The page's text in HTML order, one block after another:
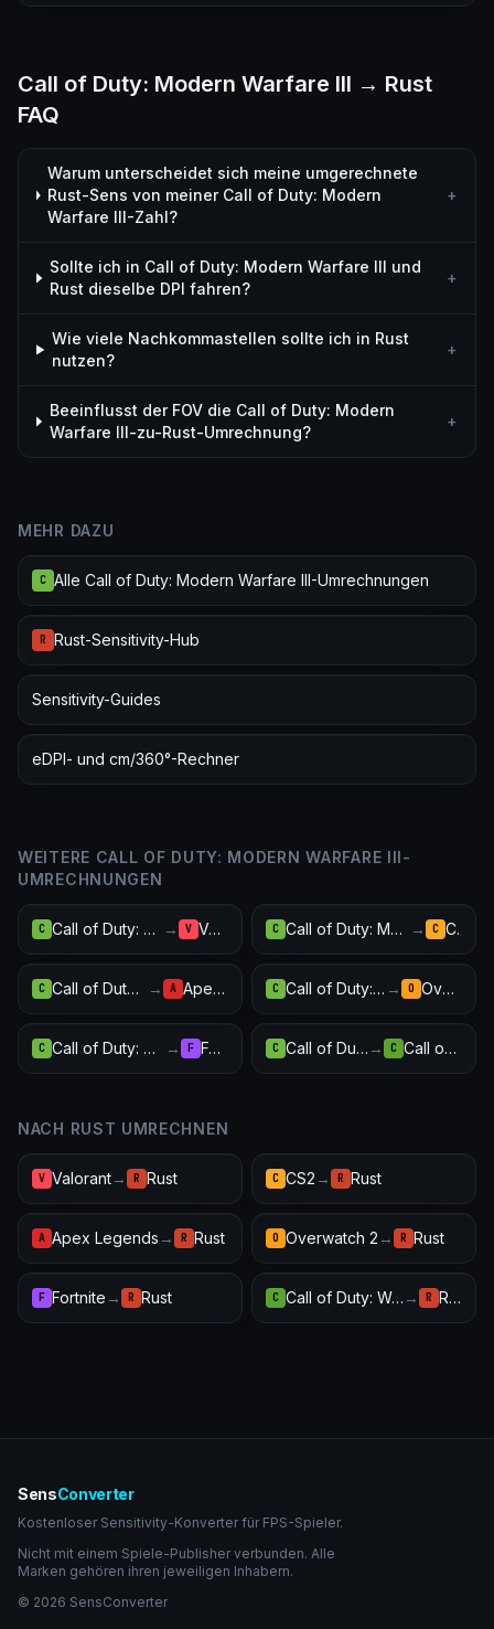
Call of Duty: Modern Warfare III → Rust
FAQ
Warum unterscheidet sich meine umgerechnete
Rust-Sens von meiner Call of Duty: Modern
Warfare III-Zahl?
+
Sollte ich in Call of Duty: Modern Warfare III und
Rust dieselbe DPI fahren?
+
Wie viele Nachkommastellen sollte ich in Rust
nutzen?
+
Beeinflusst der FOV die Call of Duty: Modern
Warfare III-zu-Rust-Umrechnung?
+
MEHR DAZU
C Alle Call of Duty: Modern Warfare III-Umrechnungen
R Rust-Sensitivity-Hub
Sensitivity-Guides
eDPI- und cm/360°-Rechner
WEITERE CALL OF DUTY: MODERN WARFARE III-
UMRECHNUNGEN
C Call of Duty: Modern Warfare III → V Valorant C Call of Duty: Modern Warfare III → C CS2
C Call of Duty: Modern Warfare III → A Apex Legends C Call of Duty: Modern Warfare III → O Overwatch 2
C Call of Duty: Modern Warfare III → F Fortnite C Call of Duty: Modern Warfare III → C Call of Duty: Warzone
NACH RUST UMRECHNEN
V Valorant→ R Rust C CS2 → R Rust
A Apex Legends → R Rust O Overwatch 2 → R Rust
F Fortnite → R Rust C Call of Duty: Warzone → R Rust
SensConverter
Kostenloser Sensitivity-Konverter für FPS-Spieler.
Nicht mit einem Spiele-Publisher verbunden. Alle
Marken gehören ihren jeweiligen Inhabern.
© 2026 SensConverter